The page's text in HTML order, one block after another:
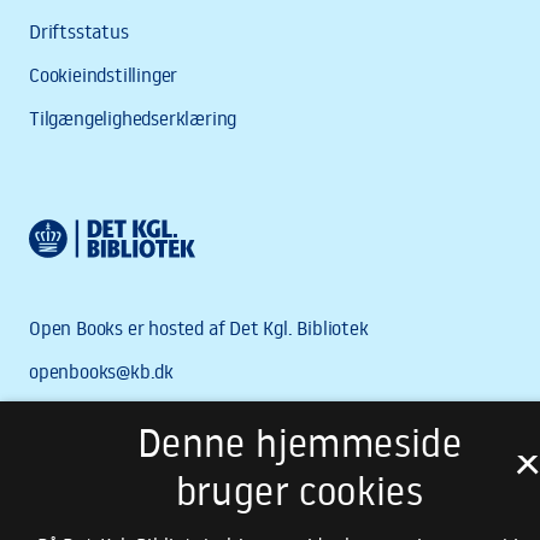
×
Denne hjemmeside
bruger cookies